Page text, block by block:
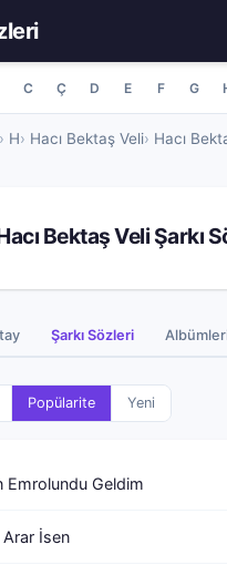
C Ç D E F G
H Hacı Bektaş Veli Hacı
Bektaş Veli Şarkı
Şarkı Sözleri
Popülarite Yeni
Emrolundu Geldim
İsen